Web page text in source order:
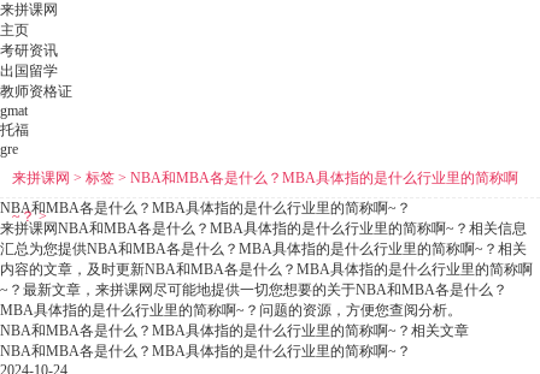
来拼课网
主页
考研资讯
出国留学
教师资格证
gmat
托福
gre
来拼课网 > 标签 > NBA和MBA各是什么？MBA具体指的是什么行业里的简称啊
~？>
NBA和MBA各是什么？MBA具体指的是什么行业里的简称啊~？
来拼课网NBA和MBA各是什么？MBA具体指的是什么行业里的简称啊~？相关信息
汇总为您提供NBA和MBA各是什么？MBA具体指的是什么行业里的简称啊~？相关
内容的文章，及时更新NBA和MBA各是什么？MBA具体指的是什么行业里的简称啊
~？最新文章，来拼课网尽可能地提供一切您想要的关于NBA和MBA各是什么？
MBA具体指的是什么行业里的简称啊~？问题的资源，方便您查阅分析。
NBA和MBA各是什么？MBA具体指的是什么行业里的简称啊~？相关文章
NBA和MBA各是什么？MBA具体指的是什么行业里的简称啊~？
2024-10-24